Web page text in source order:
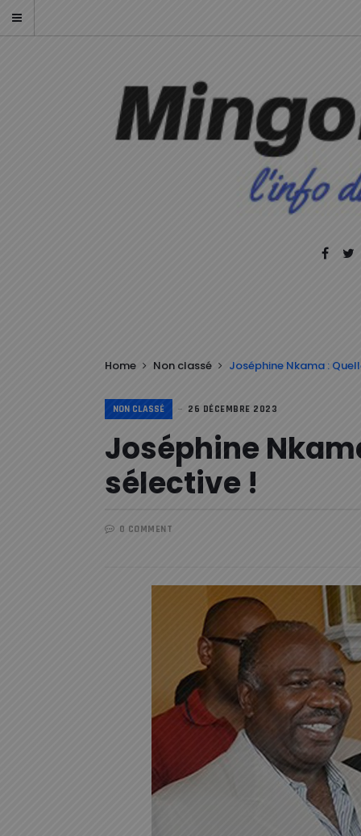
Home Non classé Joséphine Nkama :
NON CLASSÉ 26 DÉCEMBRE 2023
Joséphine
sélective !
0 COMMENT